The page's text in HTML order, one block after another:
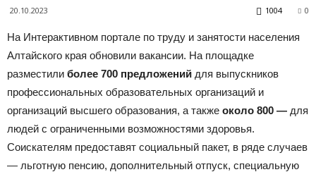
Тюменцевский
район
20.10.2023 0
1004
На Интерактивном портале по труду и занятости населения
Алтайского края обновили вакансии. На площадке
разместили более 700 предложений для выпускников
профессиональных образовательных организаций и
организаций высшего образования, а также около 800 — для
людей с ограниченными возможностями здоровья.
Соискателям предоставят социальный пакет, в ряде случаев
— льготную пенсию, дополнительный отпуск, специальную